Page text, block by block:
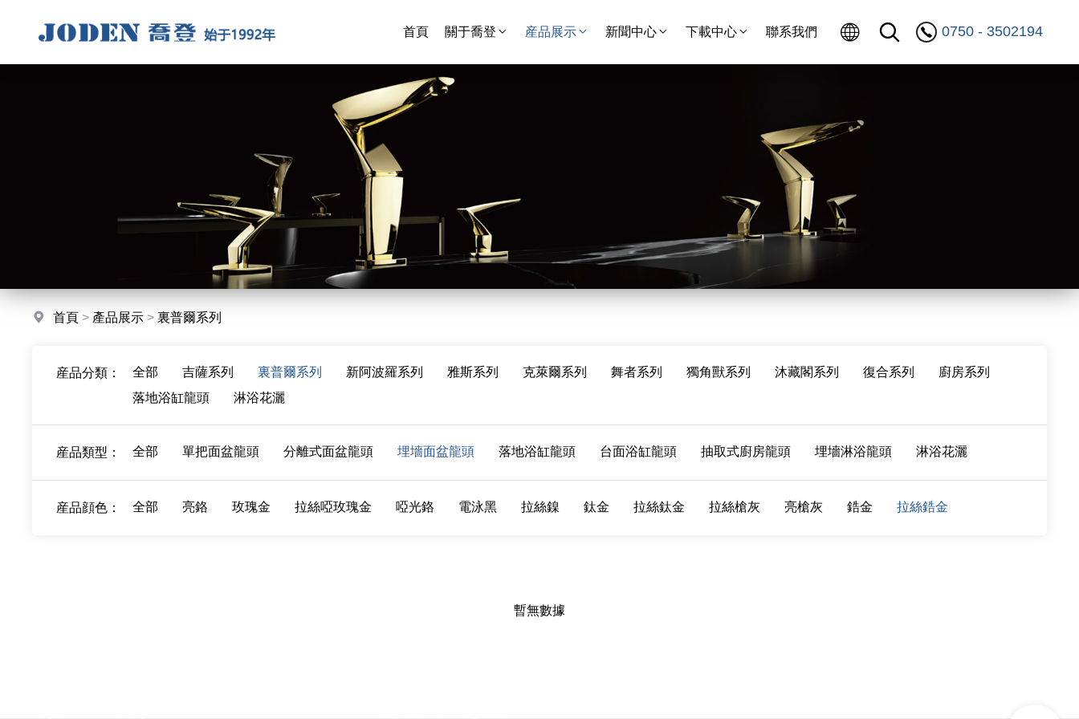
首頁 關于喬登 産品展示 新聞中心 下載中心 聯系我們 0750 - 3502194
首頁 > 產品展示 >裏普爾系列
産品分類： 全部 吉薩系列 裏普爾系列 新阿波羅系列 雅斯系列 克萊爾系列 舞者系列 獨角獸系列 沐藏閣系列 復合系列
廚房系列
落地浴缸龍頭
淋浴花灑
産品類型： 全部 單把面盆龍頭 分離式面盆龍頭 埋墻面盆龍頭 落地浴缸龍頭 台面浴缸龍頭 抽取式廚房龍頭 埋墻淋浴龍頭 淋浴花灑
産品顔色： 全部 亮鉻 玫瑰金 拉絲啞玫瑰金 啞光鉻 電泳黑 拉絲鎳 鈦金 拉絲鈦金 拉絲槍灰 亮槍灰 鋯金 拉絲鋯金
暫無數據